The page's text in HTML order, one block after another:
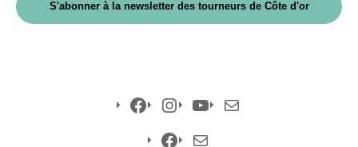
S'abonner à la newsletter des tourneurs de Côte d'or
Facebook